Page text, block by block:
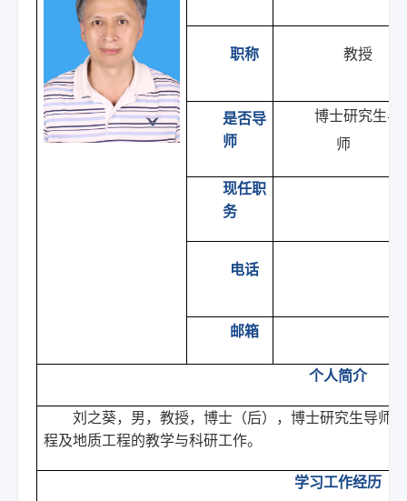
职称 教授
是否导
师
博士研究生导
师
现任职
务
电话
邮箱
个人简介
刘之葵，男，教授，博士（后），博士研究生导师
程及地质工程的教学与科研工作。
学习工作经历